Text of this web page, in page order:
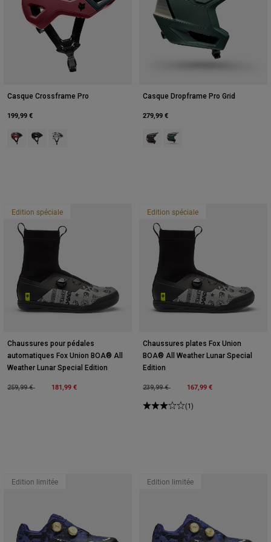
Casque Crossframe Pro
199,99 €
Product swatch type of Berry.
Product swatch type of Marron Cacao.
Product swatch type of Blanc.
Casque Dropframe Pro Grid
279,99 €
Product swatch type of Marron
Product swatch type of Vert
Edition spéciale
Chaussures pour pédales
automatiques Fox Union BOA® All
Weather Lunar Special Edition
Price reduced from
259,99 €to 181,99 €
Edition spéciale
Chaussures plates Fox Union
BOA® All Weather Lunar Special
Edition
Price reduced from
239,99 €to 167,99 €
(1)
Edition limitée Edition limitée